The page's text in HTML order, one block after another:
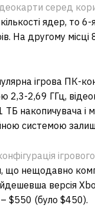
серед
ядер, то
На другому
ігрова ПК-
2,3-2,69 ГГц,
ТБ накопичувача
системою
що нещодавно
версія
$550 (було $450).